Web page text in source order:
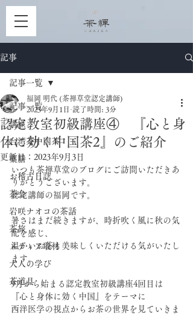
記事
記事一覧
講座
台湾茶中国茶
薬膳
お稽古日誌
茶会
岩咲ナオコの茶話
茶旅
メディア取材
大人の学び
茶道具
記事一覧
認定教室初級講座④ 『心と身
体に効く中国茶2』のご紹介
福岡 明代 (茶禅草堂認定講師)
2023年9月1日 読了時間: 3分
更新日： 2023年9月3日
いつも茶禅草堂のブログにご訪問いただきあ
りがとうございます。
認定講師の福岡です。
暑さはまだ続きますが、時折吹く風に秋の気
配を感じ、
温かいお茶も美味しくいただける気がいたし
ます。
9月から始まる認定教室初級講座4回目は
『心と身体に効く中国』をテーマに
西洋医学の視点からお茶の世界を見ていきま